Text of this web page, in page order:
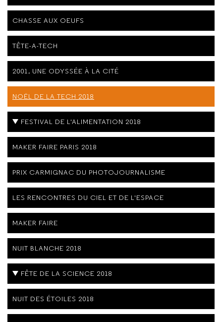
CHASSE AUX OEUFS
TÊTE-A-TECH
2001, UNE ODYSSÉE À LA CITÉ
NOËL DE LA TECH 2018
FESTIVAL DE L'ALIMENTATION 2018
MAKER FAIRE PARIS 2018
PRIX CARMIGNAC DU PHOTOJOURNALISME
LES RENCONTRES DU CIEL ET DE L'ESPACE
MAKER FAIRE
NUIT BLANCHE 2018
FÊTE DE LA SCIENCE 2018
NUIT DES ÉTOILES 2018